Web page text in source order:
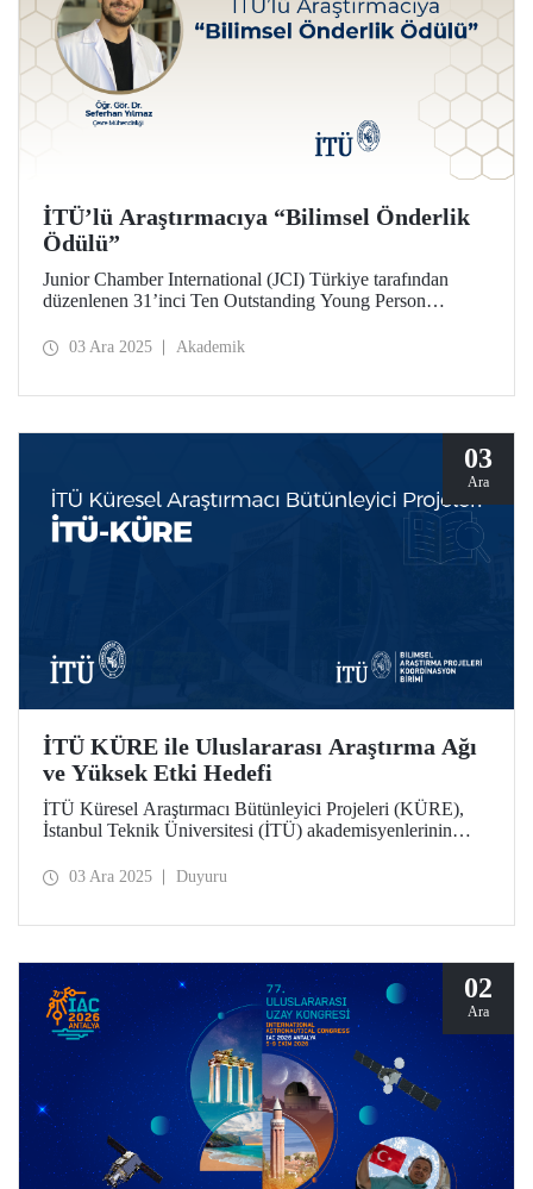
İTÜ’lü Araştırmacıya “Bilimsel Önderlik
Ödülü”
Junior Chamber International (JCI) Türkiye tarafından
düzenlenen 31’inci Ten Outstanding Young Person
gecesi gerçekleştirilen gala töreninde Bilimsel Önderlik
03 Ara 2025 Akademik
03
Ara
İTÜ KÜRE ile Uluslararası Araştırma Ağı
ve Yüksek Etki Hedefi
İTÜ Küresel Araştırmacı Bütünleyici Projeleri (KÜRE),
İstanbul Teknik Üniversitesi (İTÜ) akademisyenlerinin
Araştırmacılar Programı kapsamında İTÜ’de görev
03 Ara 2025 Duyuru
02
Ara